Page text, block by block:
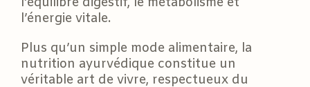
l’énergie vitale.
Plus qu’un simple mode alimentaire, la
nutrition ayurvédique constitue un
véritable art de vivre, respectueux du